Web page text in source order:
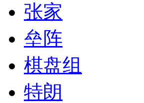
张家
垒阵
棋盘组
特朗